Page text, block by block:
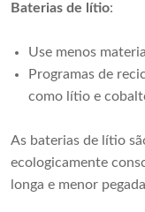
Baterias de lítio:
Use menos
Programas de
como lítio e
As baterias de lítio
ecologicamente
longa e menor